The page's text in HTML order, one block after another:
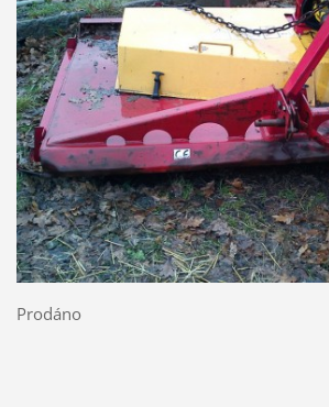
Prodáno